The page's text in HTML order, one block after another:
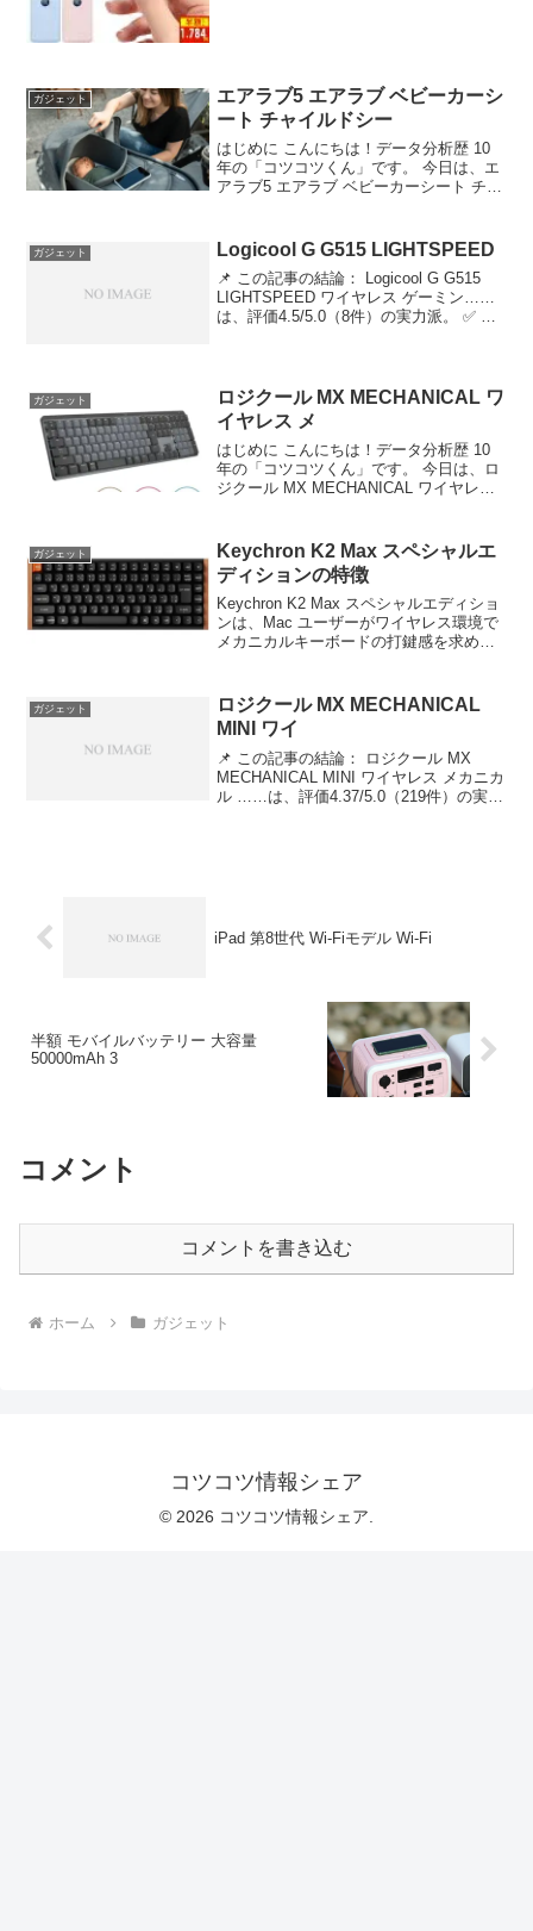
ガジェット
エアラブ5 エアラブ ベビーカーシ
ート チャイルドシー
はじめに こんにちは！データ分析歴 10
年の「コツコツくん」です。 今日は、エ
アラブ5 エアラブ ベビーカーシート チャ
【評価4.36】エアラブ5 エアラブ ベ...
ガジェット Logicool G G515 LIGHTSPEED
📌 この記事の結論： Logicool G G515
LIGHTSPEED ワイヤレス ゲーミン……
は、評価4.5/5.0（8件）の実力派。 ✅ こ
ガジェット
ロジクール MX MECHANICAL ワ
イヤレス メ
はじめに こんにちは！データ分析歴 10
年の「コツコツくん」です。 今日は、ロ
ジクール MX MECHANICAL ワイヤレス
MECHANICAL ワイヤレス メカ...
ガジェット
Keychron K2 Max スペシャルエ
ディションの特徴
Keychron K2 Max スペシャルエディショ
ンは、Mac ユーザーがワイヤレス環境で
メカニカルキーボードの打鍵感を求める
入チャンスである。 ## Ke...
ガジェット
ロジクール MX MECHANICAL
MINI ワイ
📌 この記事の結論： ロジクール MX
MECHANICAL MINI ワイヤレス メカニカ
ル ……は、評価4.37/5.0（219件）の実力
iPad 第8世代 Wi-Fiモデル Wi-Fi
半額 モバイルバッテリー 大容量
50000mAh 3
コメント
コメントを書き込む
ホーム ガジェット
コツコツ情報シェア
© 2026 コツコツ情報シェア.